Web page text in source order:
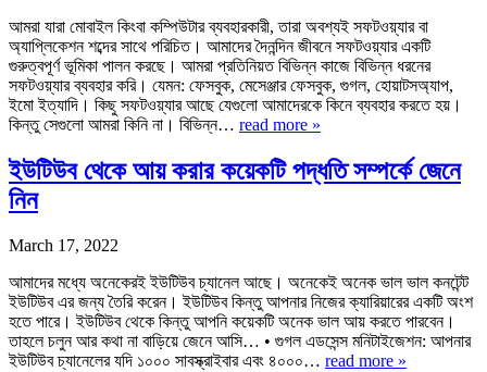
আমরা যারা মোবাইল কিংবা কম্পিউটার ব্যবহারকারী, তারা অবশ্যই সফটওয়্যার বা
অ্যাপ্লিকেশন শব্দের সাথে পরিচিত। আমাদের দৈনন্দিন জীবনে সফটওয়্যার একটি
গুরুত্বপূর্ণ ভূমিকা পালন করছে। আমরা প্রতিনিয়ত বিভিন্ন কাজে বিভিন্ন ধরনের
সফটওয়্যার ব্যবহার করি। যেমন: ফেসবুক, মেসেঞ্জার ফেসবুক, গুগল, হোয়াটসঅ্যাপ,
ইমো ইত্যাদি। কিছু সফটওয়্যার আছে যেগুলো আমাদেরকে কিনে ব্যবহার করতে হয়।
কিন্তু সেগুলো আমরা কিনি না। বিভিন্ন… read more »
ইউটিউব থেকে আয় করার কয়েকটি পদ্ধতি সম্পর্কে জেনে
নিন
March 17, 2022
আমাদের মধ্যে অনেকেরই ইউটিউব চ্যানেল আছে। অনেকেই অনেক ভাল ভাল কনটেন্ট
ইউটিউব এর জন্য তৈরি করেন। ইউটিউব কিন্তু আপনার নিজের ক্যারিয়ারের একটি অংশ
হতে পারে। ইউটিউব থেকে কিন্তু আপনি কয়েকটি অনেক ভাল আয় করতে পারবেন।
তাহলে চলুন আর কথা না বাড়িয়ে জেনে আসি… • গুগল এডসেন্স মনিটাইজেশন: আপনার
ইউটিউব চ্যানেলের যদি ১০০০ সাবস্ক্রাইবার এবং ৪০০০… read more »